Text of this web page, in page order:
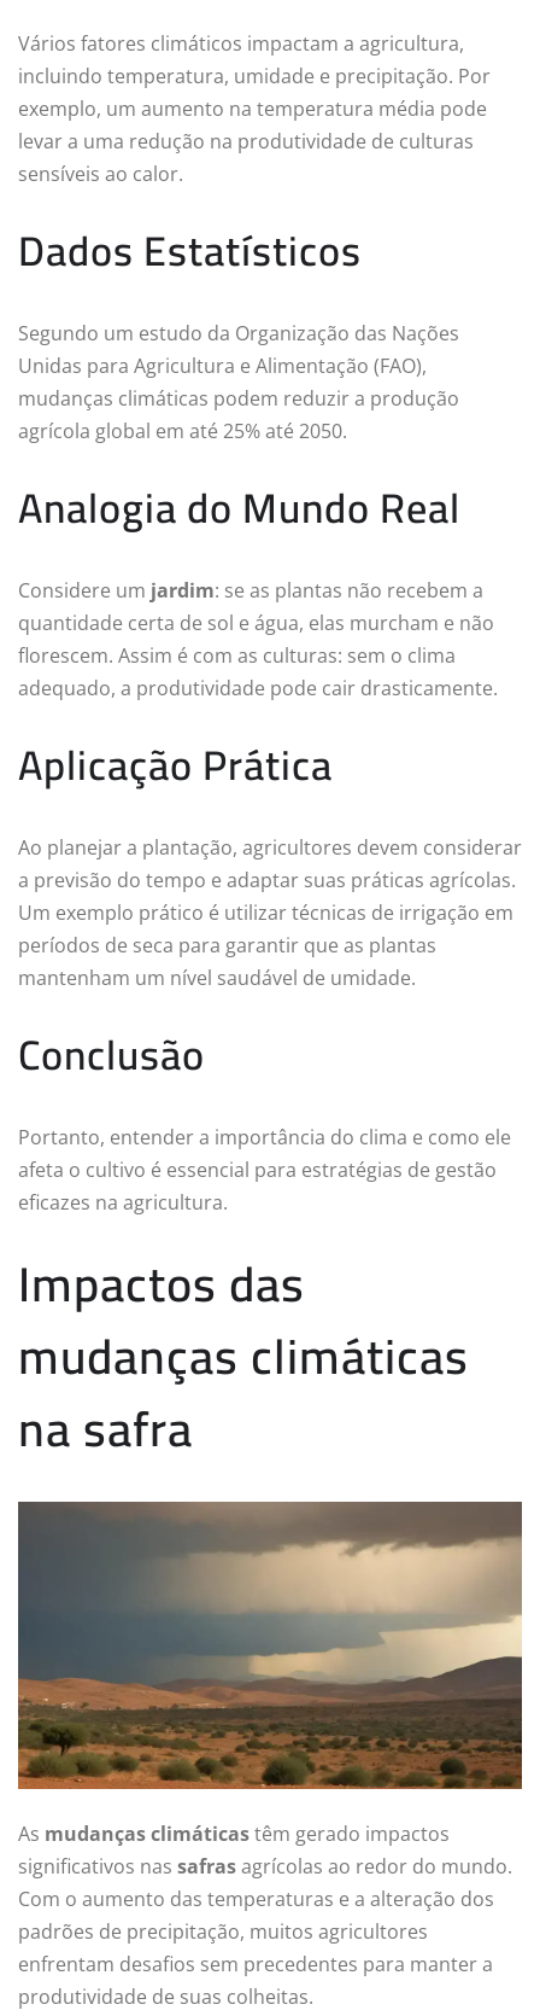
Vários fatores climáticos impactam a agricultura,
incluindo temperatura, umidade e precipitação. Por
exemplo, um aumento na temperatura média pode
levar a uma redução na produtividade de culturas
sensíveis ao calor.
Dados Estatísticos
Segundo um estudo da Organização das Nações
Unidas para Agricultura e Alimentação (FAO),
mudanças climáticas podem reduzir a produção
agrícola global em até 25% até 2050.
Analogia do Mundo Real
Considere um jardim: se as plantas não recebem a
quantidade certa de sol e água, elas murcham e não
florescem. Assim é com as culturas: sem o clima
adequado, a produtividade pode cair drasticamente.
Aplicação Prática
Ao planejar a plantação, agricultores devem considerar
a previsão do tempo e adaptar suas práticas agrícolas.
Um exemplo prático é utilizar técnicas de irrigação em
períodos de seca para garantir que as plantas
mantenham um nível saudável de umidade.
Conclusão
Portanto, entender a importância do clima e como ele
afeta o cultivo é essencial para estratégias de gestão
eficazes na agricultura.
Impactos das
mudanças climáticas
na safra
As mudanças climáticastêm gerado impactos
significativos nas safrasagrícolas ao redor do mundo.
Com o aumento das temperaturas e a alteração dos
padrões de precipitação, muitos agricultores
enfrentam desafios sem precedentes para manter a
produtividade de suas colheitas.